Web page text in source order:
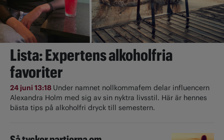
Lista: Expertens alkoholfria
favoriter
24 juni 13:18 Under namnet nollkommafem delar influencern
Alexandra Holm med sig av sin nyktra livsstil. Här är hennes
bästa tips på alkoholfri dryck till semestern.